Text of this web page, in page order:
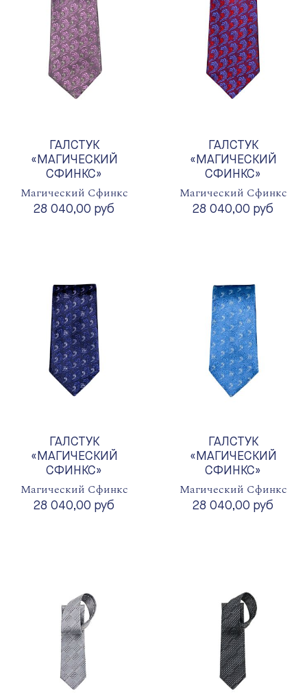
ГАЛСТУК
«МАГИЧЕСКИЙ
СФИНКС»
Магический Сфинкс
28 040,00 руб
ГАЛСТУК
«МАГИЧЕСКИЙ
СФИНКС»
Магический Сфинкс
28 040,00 руб
ГАЛСТУК
«МАГИЧЕСКИЙ
СФИНКС»
Магический Сфинкс
28 040,00 руб
ГАЛСТУК
«МАГИЧЕСКИЙ
СФИНКС»
Магический Сфинкс
28 040,00 руб